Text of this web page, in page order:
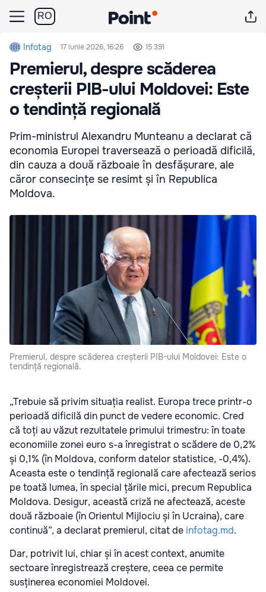
RO
Infotag 17 iunie 2026, 16:26 15 391
Premierul, despre scăderea
creșterii PIB-ului Moldovei: Este
o tendință regională
Prim-ministrul Alexandru Munteanu a declarat că
economia Europei traversează o perioadă dificilă,
din cauza a două războaie în desfășurare, ale
căror consecințe se resimt și în Republica
Moldova.
Premierul, despre scăderea creșterii PIB-ului Moldovei: Este o
tendință regională.
„Trebuie să privim situația realist. Europa trece printr-o
perioadă dificilă din punct de vedere economic. Cred
că toți au văzut rezultatele primului trimestru: în toate
economiile zonei euro s-a înregistrat o scădere de 0,2%
și 0,1% (în Moldova, conform datelor statistice, -0,4%).
Aceasta este o tendință regională care afectează serios
pe toată lumea, în special țările mici, precum Republica
Moldova. Desigur, această criză ne afectează, aceste
două războaie (în Orientul Mijlociu și în Ucraina), care
continuă”, a declarat premierul, citat de infotag.md.
Dar, potrivit lui, chiar și în acest context, anumite
sectoare înregistrează creștere, ceea ce permite
susținerea economiei Moldovei.